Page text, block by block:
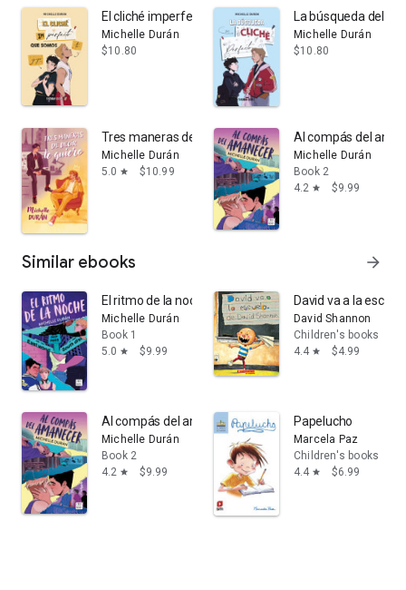
El cliché imperfecto que somos tú y yo: Bilogía Cliché 2
Michelle Durán
$10.80
La búsqueda del
Michelle Durán
$10.80
Tres maneras de decir te quiero
Michelle Durán
5.0 star $10.99
Al compás del
Michelle Durán
Book 2
4.2 star $9.99
Similar ebooks arrow_forward
El ritmo de la noche: Volumen 1
Michelle Durán
Book 1
5.0 star $9.99
David va a la
David Shannon
Children's books
4.4 star $4.99
Al compás del amanecer
Michelle Durán
Book 2
4.2 star $9.99
Papelucho
Marcela Paz
Children's books
4.4 star $6.99